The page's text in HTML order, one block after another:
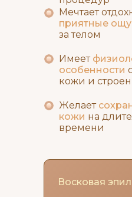
Мечтает
приятные
за телом
Имеет
особенности
кожи и
Желает
кожи на
времени
Восковая